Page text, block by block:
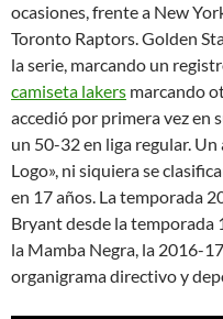
ocasiones, frente a New
Toronto Raptors. Golden
la serie, marcando un
camiseta lakers marcando
accedió por primera vez en
un 50-32 en liga regular.
Logo», ni siquiera se
en 17 años. La temporada
Bryant desde la temporada
la Mamba Negra, la 2016-
organigrama directivo y